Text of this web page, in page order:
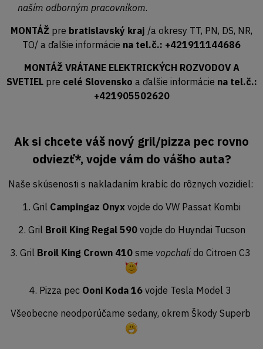
naším odborným pracovníkom.
MONTÁŽ pre bratislavský kraj /a okresy TT, PN, DS, NR,
TO/ a ďalšie informácie na tel.č.: +421911144686
MONTÁŽ VRÁTANE ELEKTRICKÝCH ROZVODOV A
SVETIEL pre celé Slovensko a ďalšie informácie na tel.č.:
+421905502620
Ak si chcete váš nový gril/pizza pec rovno
odviezť*, vojde vám do vášho auta?
Naše skúsenosti s nakladaním krabíc do rôznych vozidiel:
1. Gril Campingaz Onyx vojde do VW Passat Kombi
2. Gril Broil King Regal 590vojde do Huyndai Tucson
3. Gril Broil King Crown 410 sme vopchali do Citroen C3
4. Pizza pec Ooni Koda 16 vojde Tesla Model 3
Všeobecne neodporúčame sedany, okrem Škody Superb